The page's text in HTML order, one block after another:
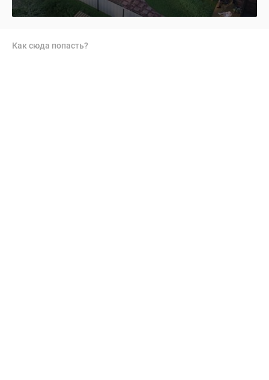
Как сюда попасть?